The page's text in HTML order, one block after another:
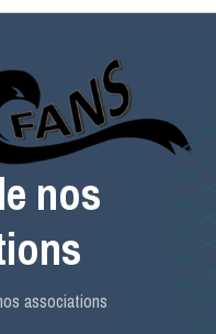
nos
associations